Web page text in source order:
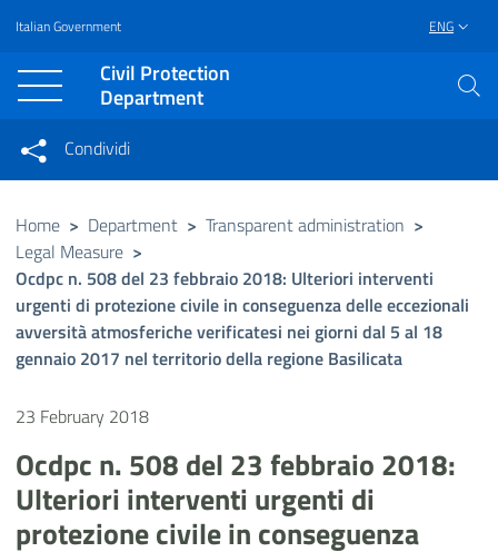
Vai al contenuto principale
Raggiungi il piè di pagina
Italian Government ENG
Civil Protection
Department
Condividi su Facebook
Condividi su Twitter
Condividi
Condividi sui social network
Home > Department > Transparent administration >
Legal Measure >
Ocdpc n. 508 del 23 febbraio 2018: Ulteriori interventi
urgenti di protezione civile in conseguenza delle eccezionali
avversità atmosferiche verificatesi nei giorni dal 5 al 18
gennaio 2017 nel territorio della regione Basilicata
23 February 2018
Ocdpc n. 508 del 23 febbraio 2018:
Ulteriori interventi urgenti di
protezione civile in conseguenza